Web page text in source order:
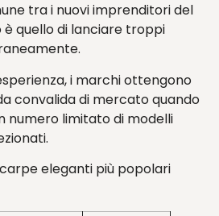
tra i nuovi imprenditori del
quello di lanciare troppi
i marchi ottengono
convalida di mercato quando
numero limitato di modelli
eleganti più popolari